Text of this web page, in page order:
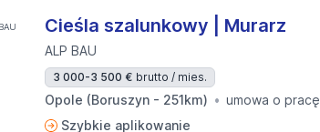
Cieśla szalunkowy | Murarz
ALP BAU
3 000-3 500 € brutto / mies.
Opole (Boruszyn - 251km)
umowa o pracę
Szybkie aplikowanie